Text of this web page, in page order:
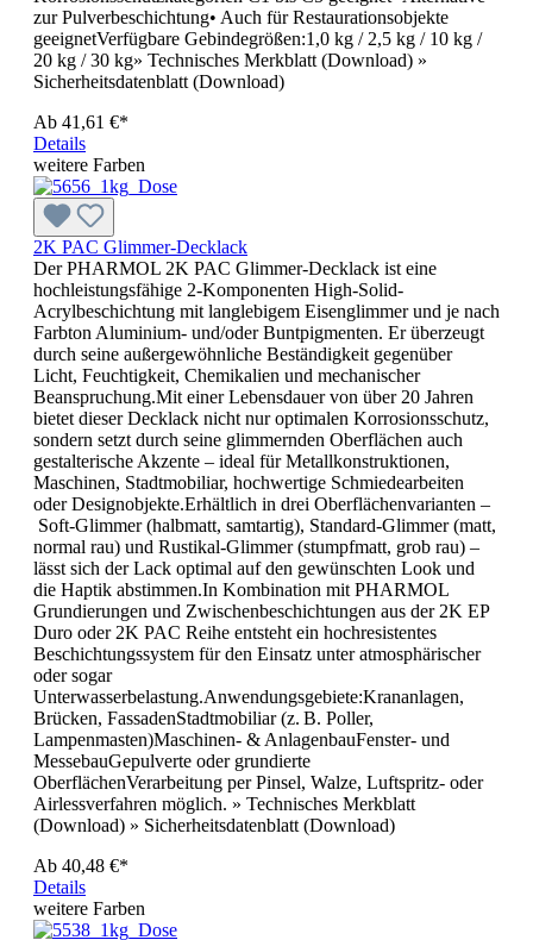
zur Pulverbeschichtung• Auch für Restaurationsobjekte
geeignetVerfügbare Gebindegrößen:1,0 kg / 2,5 kg / 10 kg /
20 kg / 30 kg» Technisches Merkblatt (Download) »
Sicherheitsdatenblatt (Download)
Ab 41,61 €*
Details
weitere Farben
2K PAC Glimmer-Decklack
Der PHARMOL 2K PAC Glimmer-Decklack ist eine
hochleistungsfähige 2-Komponenten High-Solid-
Acrylbeschichtung mit langlebigem Eisenglimmer und je nach
Farbton Aluminium- und/oder Buntpigmenten. Er überzeugt
durch seine außergewöhnliche Beständigkeit gegenüber
Licht, Feuchtigkeit, Chemikalien und mechanischer
Beanspruchung.Mit einer Lebensdauer von über 20 Jahren
bietet dieser Decklack nicht nur optimalen Korrosionsschutz,
sondern setzt durch seine glimmernden Oberflächen auch
gestalterische Akzente – ideal für Metallkonstruktionen,
Maschinen, Stadtmobiliar, hochwertige Schmiedearbeiten
oder Designobjekte.Erhältlich in drei Oberflächenvarianten –
Soft-Glimmer (halbmatt, samtartig), Standard-Glimmer (matt,
normal rau) und Rustikal-Glimmer (stumpfmatt, grob rau) –
lässt sich der Lack optimal auf den gewünschten Look und
die Haptik abstimmen.In Kombination mit PHARMOL
Grundierungen und Zwischenbeschichtungen aus der 2K EP
Duro oder 2K PAC Reihe entsteht ein hochresistentes
Beschichtungssystem für den Einsatz unter atmosphärischer
oder sogar
Unterwasserbelastung.Anwendungsgebiete:Krananlagen,
Brücken, FassadenStadtmobiliar (z. B. Poller,
Lampenmasten)Maschinen- & AnlagenbauFenster- und
MessebauGepulverte oder grundierte
OberflächenVerarbeitung per Pinsel, Walze, Luftspritz- oder
Airlessverfahren möglich. » Technisches Merkblatt
(Download) » Sicherheitsdatenblatt (Download)
Ab 40,48 €*
Details
weitere Farben